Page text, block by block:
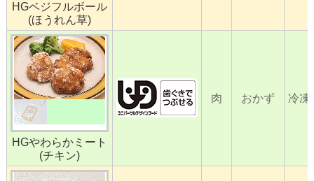
HGベジフルボール
(ほうれん草)
HGやわらかミート
(チキン)
肉 おかず 冷凍